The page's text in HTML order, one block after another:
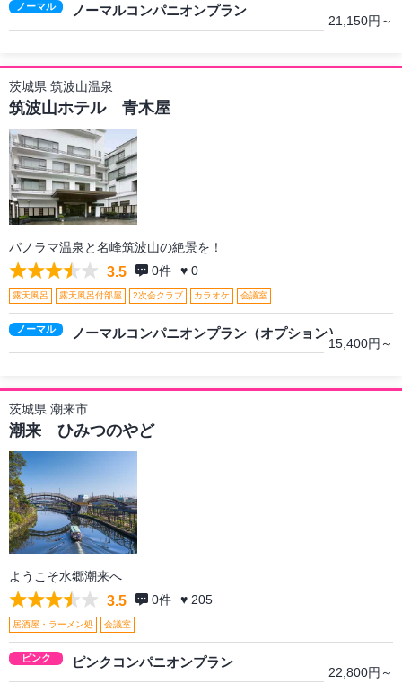
ノーマル ノーマルコンパニオンプラン
21,150円～
茨城県 筑波山温泉
筑波山ホテル 青木屋
パノラマ温泉と名峰筑波山の絶景を！
3.5 0件 ♥ 0
露天風呂 露天風呂付部屋 2次会クラブ カラオケ 会議室
ノーマル ノーマルコンパニオンプラン（オプション）
15,400円～
茨城県 潮来市
潮来 ひみつのやど
ようこそ水郷潮来へ
3.5 0件 ♥ 205
居酒屋・ラーメン処 会議室
ピンク ピンクコンパニオンプラン
22,800円～